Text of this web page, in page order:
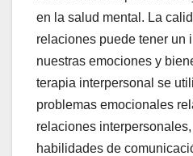
en la salud mental. La
relaciones puede tener un
nuestras emociones y
terapia interpersonal se
problemas emocionales
relaciones
habilidades de